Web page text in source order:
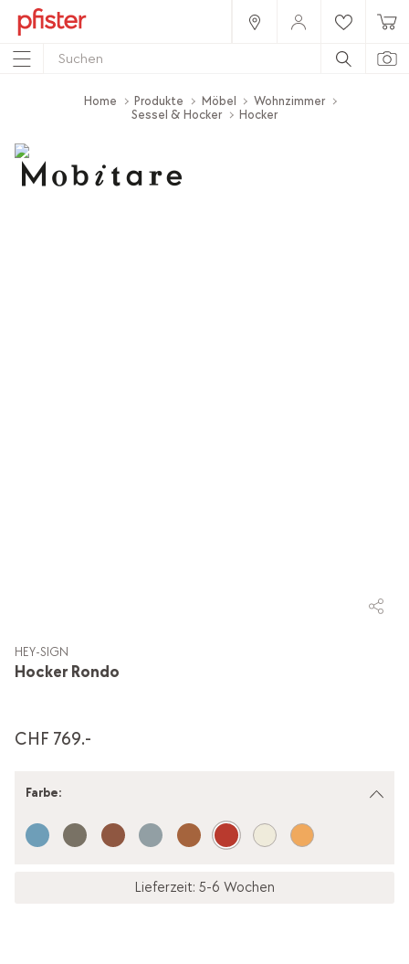
Home Produkte Möbel
Wohnzimmer
Sessel & Hocker
Hocker
Hocker Rondo
HEY-SIGN
CHF 769.-
Farbe:
Lieferzeit: 5-6 Wochen